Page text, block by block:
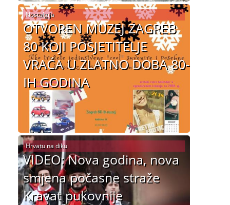
OTVOREN MUZEJ ZAGREB
80 KOJI POSJETITELJE
VRAĆA U ZLATNO DOBA 80-
IH GODINA
Nostalgija
VIDEO: Nova godina, nova
smjena počasne straže
Kravat pukovnije
Hrvatu na diku